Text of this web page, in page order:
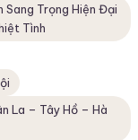
Sang Trọng Hiện Đại
Tình
La – Tây Hồ – Hà